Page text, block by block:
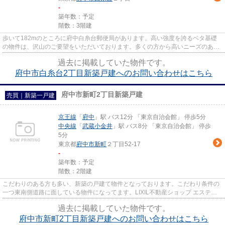
-
築年数：予定
階数：3階建
歩いて182mのところに府中白糸台郵便局があります。高い強度を誇るベタ基礎
の物件は、沢山のご要望をいただいております。多くの方から高いニーズのあ
過去に掲載していた物件です。
府中市白糸台2丁目新築戸建へのお問い合わせはこちら
売買｜新築一戸建 府中市新町2丁目新築戸建
京王線 「 府中 」駅 バス12分 「東京自治会館」 停歩5分
中央線 「 武蔵小金井 」駅 バス8分 「東京自治会館」 停歩
5分
東京都府中市新町 ２丁目52-17
-
築年数：予定
階数：2階建
こだわりのある方も多い、新築の戸建て物件となっております。こだわり条件の
一つ東南側道路に面している物件になってます。LIXIL不動産ショップ エステー
過去に掲載していた物件です。
府中市新町2丁目新築戸建へのお問い合わせはこちら